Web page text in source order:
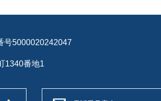
号5000020242047
1340番地1